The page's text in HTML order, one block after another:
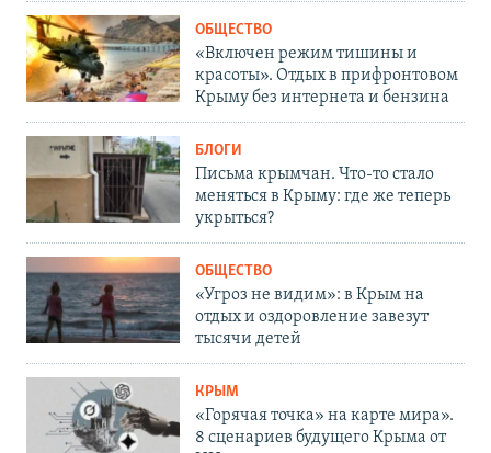
ОБЩЕСТВО
«Включен режим тишины и
красоты». Отдых в прифронтовом
Крыму без интернета и бензина
БЛОГИ
Письма крымчан. Что-то стало
меняться в Крыму: где же теперь
укрыться?
ОБЩЕСТВО
«Угроз не видим»: в Крым на
отдых и оздоровление завезут
тысячи детей
КРЫМ
«Горячая точка» на карте мира».
8 сценариев будущего Крыма от